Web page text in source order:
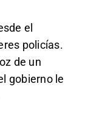
el
policías.
de un
gobierno le